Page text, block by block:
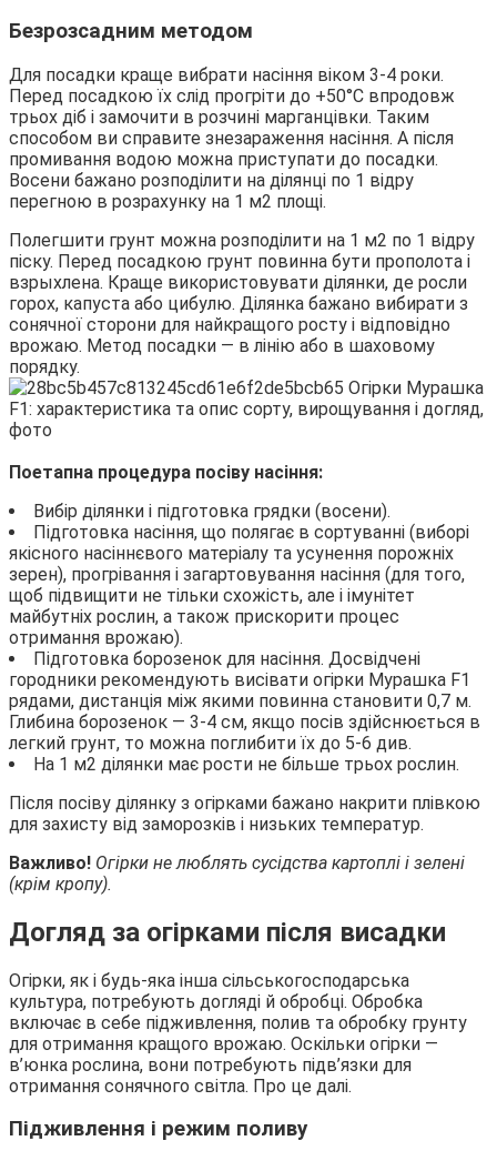
Безрозсадним методом
Для посадки краще вибрати насіння віком 3-4 роки.
Перед посадкою їх слід прогріти до +50°С впродовж
трьох діб і замочити в розчині марганцівки. Таким
способом ви справите знезараження насіння. А після
промивання водою можна приступати до посадки.
Восени бажано розподілити на ділянці по 1 відру
перегною в розрахунку на 1 м2 площі.
Полегшити грунт можна розподілити на 1 м2 по 1 відру
піску. Перед посадкою грунт повинна бути прополота і
взрыхлена. Краще використовувати ділянки, де росли
горох, капуста або цибулю. Ділянка бажано вибирати з
сонячної сторони для найкращого росту і відповідно
врожаю. Метод посадки — в лінію або в шаховому
порядку.
Поетапна процедура посіву насіння:
Вибір ділянки і підготовка грядки (восени).
Підготовка насіння, що полягає в сортуванні (виборі
якісного насіннєвого матеріалу та усунення порожніх
зерен), прогрівання і загартовування насіння (для того,
щоб підвищити не тільки схожість, але і імунітет
майбутніх рослин, а також прискорити процес
отримання врожаю).
Підготовка борозенок для насіння. Досвідчені
городники рекомендують висівати огірки Мурашка F1
рядами, дистанція між якими повинна становити 0,7 м.
Глибина борозенок — 3-4 см, якщо посів здійснюється в
легкий грунт, то можна поглибити їх до 5-6 див.
На 1 м2 ділянки має рости не більше трьох рослин.
Після посіву ділянку з огірками бажано накрити плівкою
для захисту від заморозків і низьких температур.
Важливо! Огірки не люблять сусідства картоплі і зелені
(крім кропу).
Догляд за огірками після висадки
Огірки, як і будь-яка інша сільськогосподарська
культура, потребують догляді й обробці. Обробка
включає в себе підживлення, полив та обробку грунту
для отримання кращого врожаю. Оскільки огірки —
в’юнка рослина, вони потребують підв’язки для
отримання сонячного світла. Про це далі.
Підживлення і режим поливу